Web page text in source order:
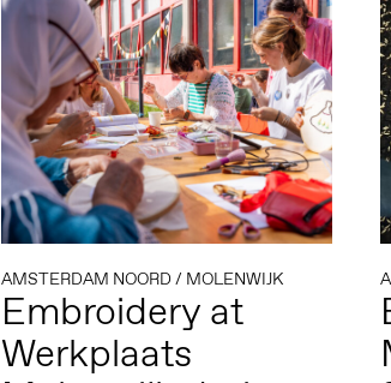
AMSTERDAM NOORD / MOLENWIJK
Embroidery at
Werkplaats